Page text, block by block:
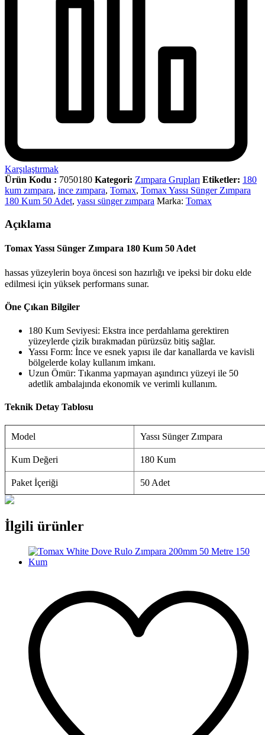
Karşılaştırmak
Ürün Kodu : 7050180 Kategori: Zımpara Grupları Etiketler: 180
kum zımpara, ince zımpara, Tomax, Tomax Yassı Sünger Zımpara
180 Kum 50 Adet, yassı sünger zımpara Marka: Tomax
Açıklama
Tomax Yassı Sünger Zımpara 180 Kum 50 Adet
hassas yüzeylerin boya öncesi son hazırlığı ve ipeksi bir doku elde
edilmesi için yüksek performans sunar.
Öne Çıkan Bilgiler
180 Kum Seviyesi: Ekstra ince perdahlama gerektiren
yüzeylerde çizik bırakmadan pürüzsüz bitiş sağlar.
Yassı Form: İnce ve esnek yapısı ile dar kanallarda ve kavisli
bölgelerde kolay kullanım imkanı.
Uzun Ömür: Tıkanma yapmayan aşındırıcı yüzeyi ile 50
adetlik ambalajında ekonomik ve verimli kullanım.
Teknik Detay Tablosu
Model Yassı Sünger Zımpara
Kum Değeri 180 Kum
Paket İçeriği 50 Adet
İlgili ürünler